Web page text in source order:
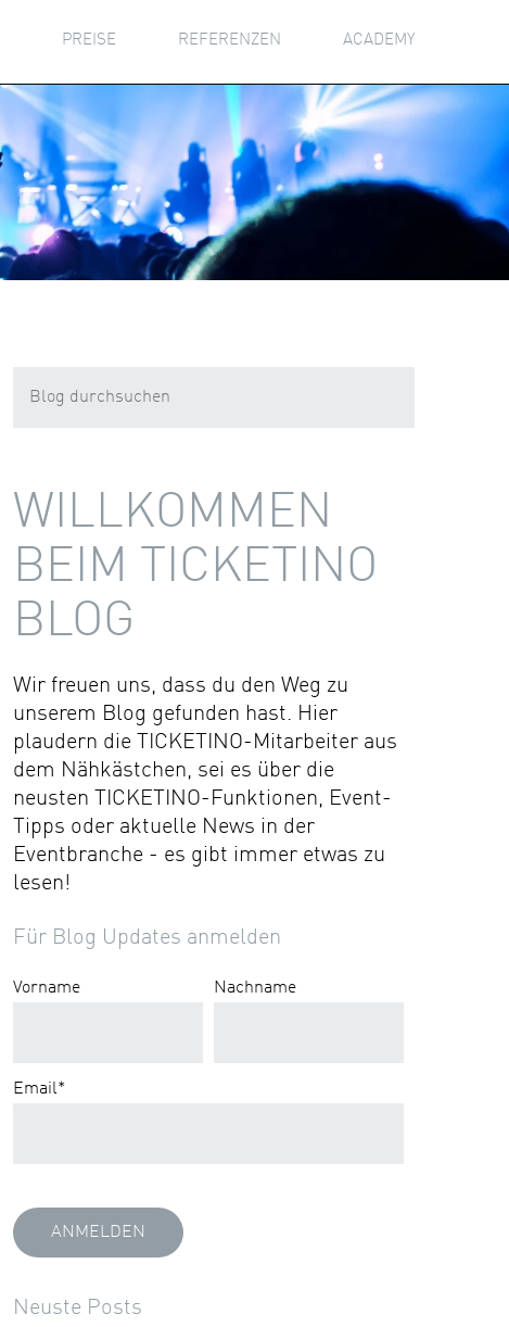
PREISE REFERENZEN ACADEMY
WILLKOMMEN
BEIM TICKETINO
BLOG
Wir freuen uns, dass du den Weg zu
unserem Blog gefunden hast. Hier
plaudern die TICKETINO-Mitarbeiter aus
dem Nähkästchen, sei es über die
neusten TICKETINO-Funktionen, Event-
Tipps oder aktuelle News in der
Eventbranche - es gibt immer etwas zu
lesen!
Für Blog Updates anmelden
Vorname Nachname
Email*
Neuste Posts